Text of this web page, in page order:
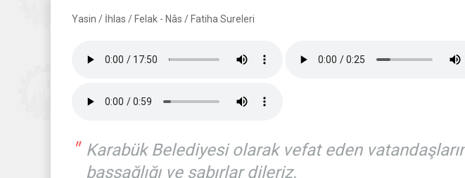
Yasin / İhlas / Felak - Nâs / Fatiha Sureleri
" Karabük Belediyesi olarak vefat eden
başsağlığı ve sabırlar dileriz.